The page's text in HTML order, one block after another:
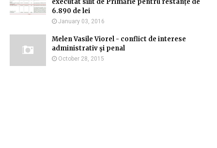
executat silit de Primărie pentru restanțe de
6.890 de lei
January 03, 2016
Melen Vasile Viorel - conflict de interese
administrativ şi penal
October 28, 2015